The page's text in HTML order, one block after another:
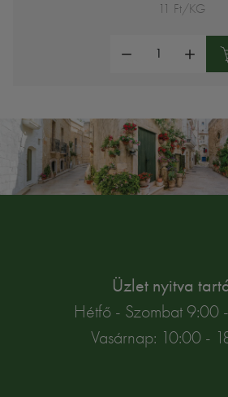
11 Ft/KG
Üzlet nyitva
Hétfő - Szombat 9:00
Vasárnap: 10:00 -